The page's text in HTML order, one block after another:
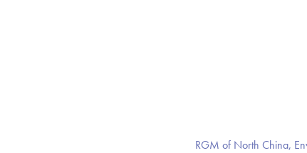
RGM of North China,